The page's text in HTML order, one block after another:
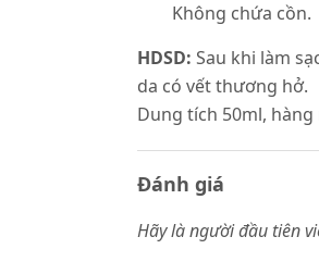
Không chứa cồn.
HDSD: Sau khi làm
da có vết thương hở.
Dung tích 50ml,
Đánh giá
Hãy là người đầu tiên